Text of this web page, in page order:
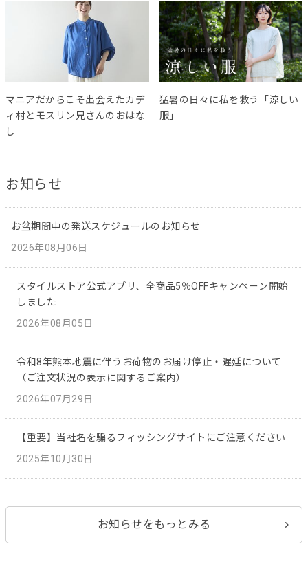
マニアだからこそ出会えたカデ
ィ村とモスリン兄さんのおはな
し
猛暑の日々に私を救う「涼しい
服」
お知らせ
お盆期間中の発送スケジュールのお知らせ
2026年08月06日
スタイルストア公式アプリ、全商品5％OFFキャンペーン開始
しました
2026年08月05日
令和8年熊本地震に伴うお荷物のお届け停止・遅延について
（ご注文状況の表示に関するご案内）
2026年07月29日
【重要】当社名を騙るフィッシングサイトにご注意ください
2025年10月30日
お知らせをもっとみる